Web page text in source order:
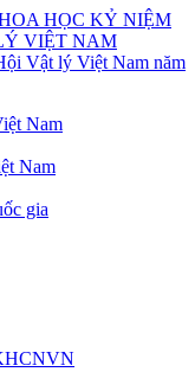
HỌC KỶ NIỆM
VIỆT NAM
Vật lý Việt Nam năm